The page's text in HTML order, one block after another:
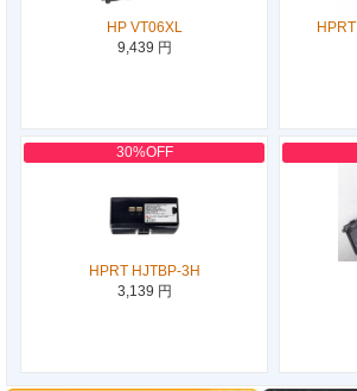
HP VT06XL
9,439 円
30%OFF
HPRT HJTBP-3H
3,139 円